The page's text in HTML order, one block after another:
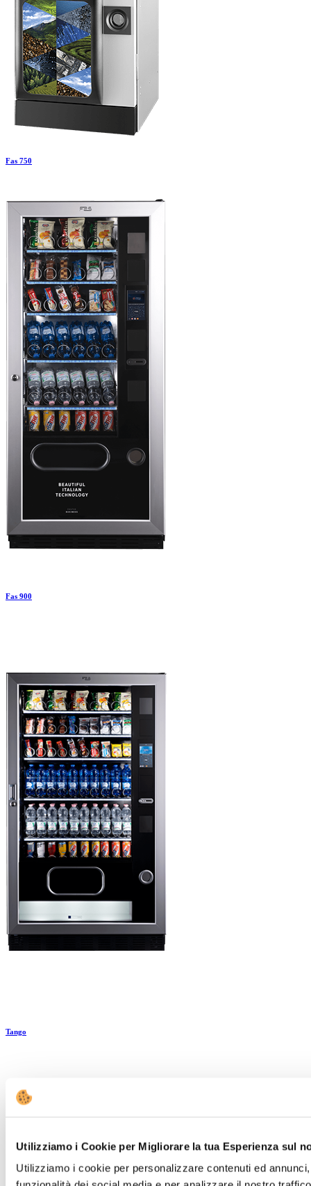
Utilizziamo i Cookie per Migliorare la tua Esperienza sul
Utilizziamo i cookie per personalizzare contenuti ed
Fas 750
Fas 900
Tango